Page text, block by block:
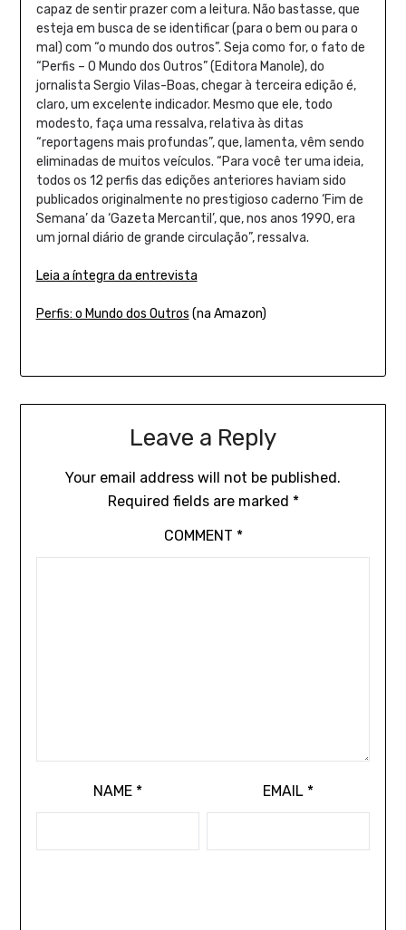
capaz de sentir prazer com a leitura. Não bastasse, que
esteja em busca de se identificar (para o bem ou para o
mal) com “o mundo dos outros”. Seja como for, o fato de
“Perfis – O Mundo dos Outros” (Editora Manole), do
jornalista Sergio Vilas-Boas, chegar à terceira edição é,
claro, um excelente indicador. Mesmo que ele, todo
modesto, faça uma ressalva, relativa às ditas
“reportagens mais profundas”, que, lamenta, vêm sendo
eliminadas de muitos veículos. “Para você ter uma ideia,
todos os 12 perfis das edições anteriores haviam sido
publicados originalmente no prestigioso caderno ‘Fim de
Semana’ da ‘Gazeta Mercantil’, que, nos anos 1990, era
um jornal diário de grande circulação”, ressalva.
Leia a íntegra da entrevista
Perfis: o Mundo dos Outros (na Amazon)
Leave a Reply
Your email address will not be published.
Required fields are marked *
COMMENT *
NAME * EMAIL *